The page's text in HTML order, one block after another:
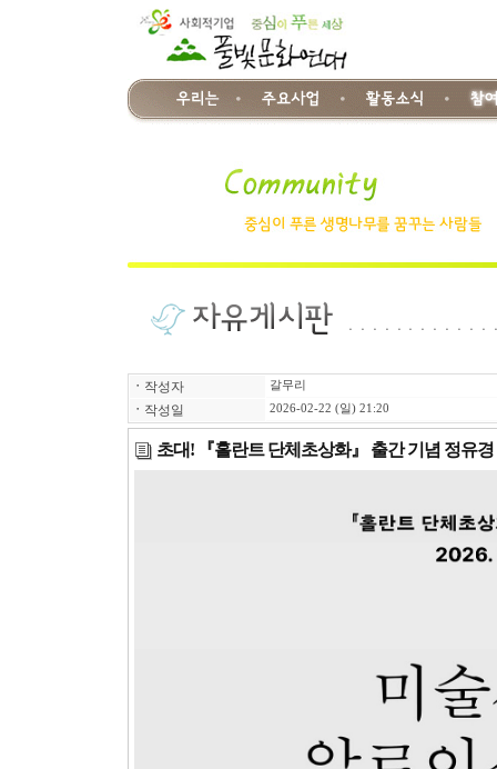
ㆍ 작성자 갈무리
ㆍ 작성일 2026-02-22 (일) 21:20
초대! 『홀란트 단체초상화』 출간 기념 정유경